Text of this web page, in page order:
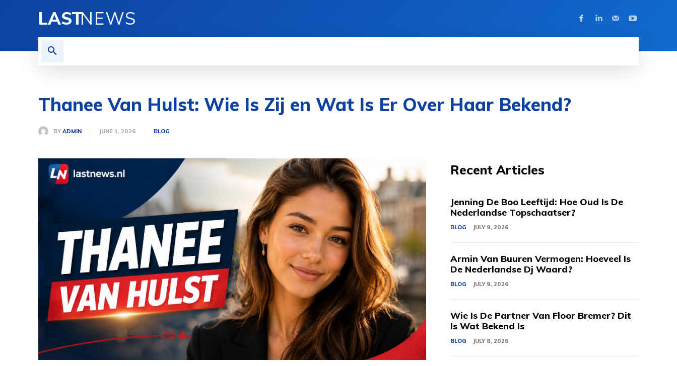
LASTNEWS
Thanee Van Hulst: Wie Is Zij en Wat Is Er Over Haar Bekend?
BY ADMIN JUNE 1, 2026 BLOG
Recent Articles
Jenning De Boo Leeftijd: Hoe Oud Is De
Nederlandse Topschaatser?
BLOG JULY 9, 2026
Armin Van Buuren Vermogen: Hoeveel Is
De Nederlandse Dj Waard?
BLOG JULY 9, 2026
Wie Is De Partner Van Floor Bremer? Dit
Is Wat Bekend Is
BLOG JULY 8, 2026